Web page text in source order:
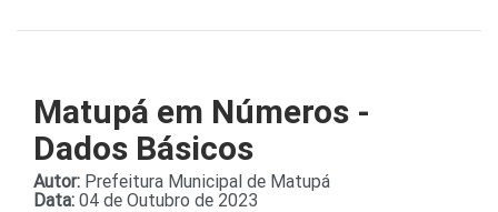
Matupá em Números -
Dados Básicos
Autor: Prefeitura Municipal de Matupá
Data: 04 de Outubro de 2023